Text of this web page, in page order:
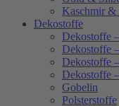
Kaschmir &
Dekostoffe
Dekostoffe
Dekostoffe
Dekostoffe
Dekostoffe
Gobelin
Polsterstoffe